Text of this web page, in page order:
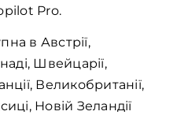
Pro.
в Австрії,
Швейцарії,
Великобританії,
Новій Зеландії